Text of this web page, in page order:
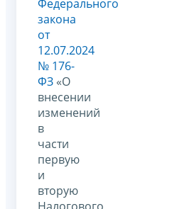
Федерального
закона
от
12.07.2024
№ 176-
ФЗ «О
внесении
изменений
в
части
первую
и
вторую